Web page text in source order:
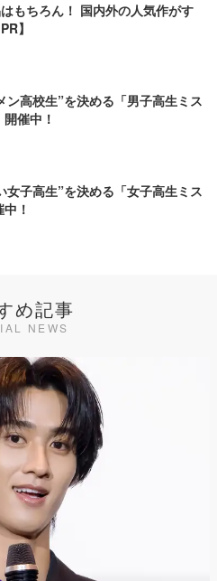
もちろん！ 国内外の人気作がす
】
ン高校生”を決める「男子高生ミス
催中！
女子高生”を決める「女子高生ミス
！
め記事
NEWS